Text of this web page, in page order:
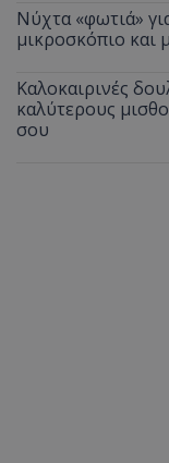
Νύχτα «φωτιά»
μικροσκόπιο
Καλοκαιρινές
καλύτερους
σου